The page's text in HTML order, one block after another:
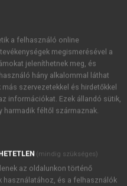
való
piaci előnyöket
fél részletes
felmérjék egymás
lehetőségeit. A
hogy a Walmart
termékei piaci
a P&G stabil
tette az
és a
során a felek
a felhasználó online
megismerésével a
jeleníthetnek meg, és
hány alkalommal láthat
szervezetekkel és hirdetőkkel
információkat. Ezek állandó sütik,
harmadik féltől származnak.
(mindig szükséges)
az oldalunkon történő
használatához, és a felhasználók